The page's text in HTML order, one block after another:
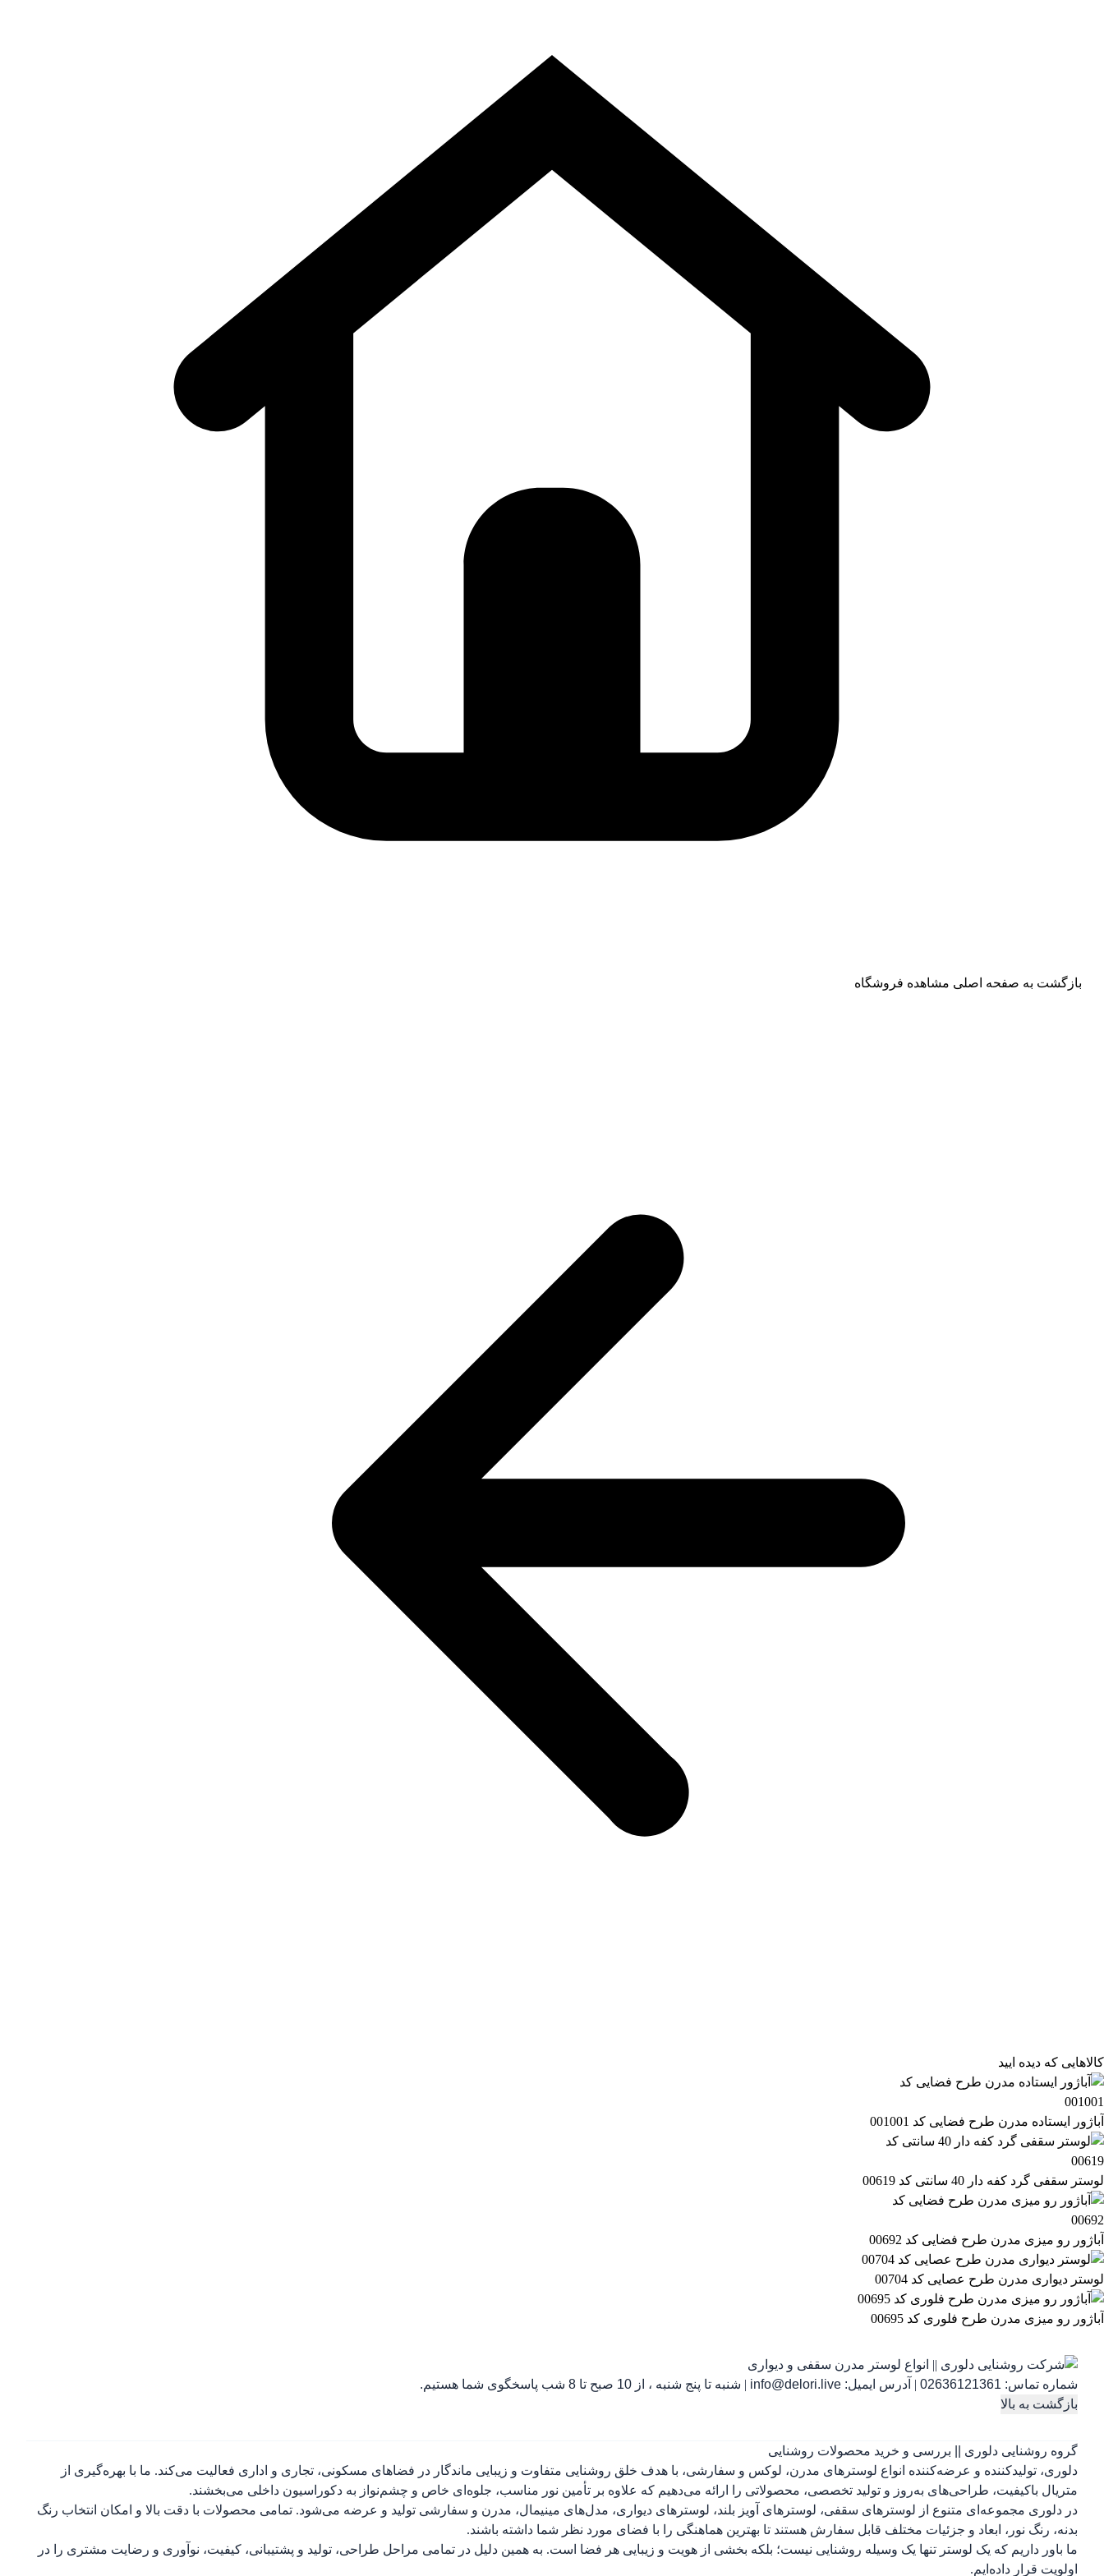
بازگشت به صفحه اصلی مشاهده فروشگاه
کالاهایی که دیده ایید
آباژور ایستاده مدرن طرح فضایی کد 001001
لوستر سقفی گرد کفه دار 40 سانتی کد 00619
آباژور رو میزی مدرن طرح فضایی کد 00692
لوستر دیواری مدرن طرح عصایی کد 00704
آباژور رو میزی مدرن طرح فلوری کد 00695
شماره تماس: 02636121361 آدرس ایمیل: info@delori.live
شنبه تا پنج شنبه ، از 10 صبح تا 8 شب پاسخگوی شما هستیم.
بازگشت به بالا
گروه روشنایی دلوری || بررسی و خرید محصولات روشنایی
دلوری، تولیدکننده و عرضه‌کننده انواع لوسترهای مدرن، لوکس و سفارشی، با هدف خلق روشنایی متفاوت و زیبایی ماندگار در فضاهای مسکونی، تجاری و اداری فعالیت می‌کند. ما با بهره‌گیری از
متریال باکیفیت، طراحی‌های به‌روز و تولید تخصصی، محصولاتی را ارائه می‌دهیم که علاوه بر تأمین نور مناسب، جلوه‌ای خاص و چشم‌نواز به دکوراسیون داخلی می‌بخشند.
در دلوری مجموعه‌ای متنوع از لوسترهای سقفی، لوسترهای آویز بلند، لوسترهای دیواری، مدل‌های مینیمال، مدرن و سفارشی تولید و عرضه می‌شود. تمامی محصولات با دقت بالا و امکان انتخاب رنگ
بدنه، رنگ نور، ابعاد و جزئیات مختلف قابل سفارش هستند تا بهترین هماهنگی را با فضای مورد نظر شما داشته باشند.
ما باور داریم که یک لوستر تنها یک وسیله روشنایی نیست؛ بلکه بخشی از هویت و زیبایی هر فضا است. به همین دلیل در تمامی مراحل طراحی، تولید و پشتیبانی، کیفیت، نوآوری و رضایت مشتری را در
اولویت قرار داده‌ایم.